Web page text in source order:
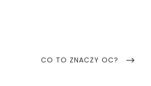
NEXT
CO TO ZNACZY OC?